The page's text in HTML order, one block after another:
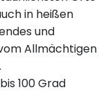
in heißen
und
Allmächtigen
100 Grad